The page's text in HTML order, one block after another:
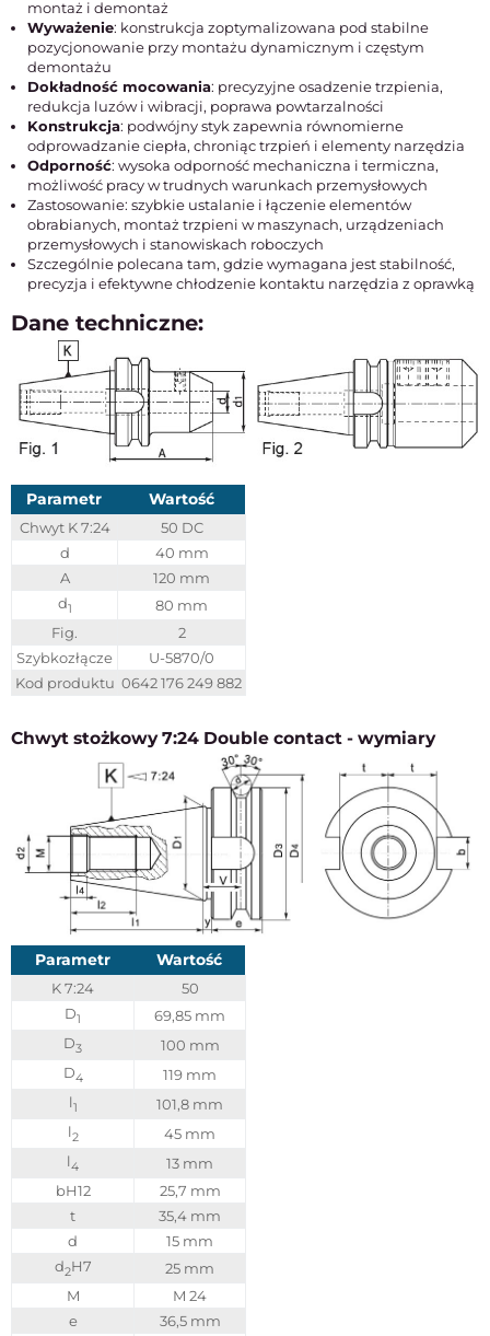
montaż i demontaż
Wyważenie: konstrukcja zoptymalizowana pod stabilne
pozycjonowanie przy montażu dynamicznym i częstym
demontażu
Dokładność mocowania: precyzyjne osadzenie trzpienia,
redukcja luzów i wibracji, poprawa powtarzalności
Konstrukcja: podwójny styk zapewnia równomierne
odprowadzanie ciepła, chroniąc trzpień i elementy narzędzia
Odporność: wysoka odporność mechaniczna i termiczna,
możliwość pracy w trudnych warunkach przemysłowych
Zastosowanie: szybkie ustalanie i łączenie elementów
obrabianych, montaż trzpieni w maszynach, urządzeniach
przemysłowych i stanowiskach roboczych
Szczególnie polecana tam, gdzie wymagana jest stabilność,
precyzja i efektywne chłodzenie kontaktu narzędzia z oprawką
Dane techniczne:
Parametr Wartość
Chwyt K 7:24
50 DC
d
40 mm
A
120 mm
d1
80 mm
Fig.
2
Szybkozłącze
U-5870/0
Kod produktu 0642 176 249 882
Chwyt stożkowy 7:24 Double contact - wymiary
Parametr Wartość
K 7:24
50
D1
69,85 mm
D3
100 mm
D4
119 mm
l1
101,8 mm
l2
45 mm
l4
13 mm
bH12
25,7 mm
t
35,4 mm
d
15 mm
d2H7
25 mm
M
M 24
e
36,5 mm